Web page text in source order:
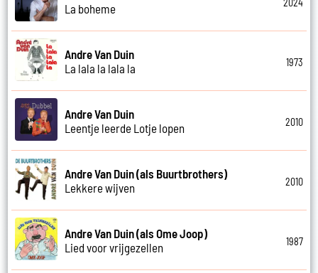
La boheme
Andre Van Duin
La lala la lala la
1973
Andre Van Duin
Leentje leerde Lotje lopen
2010
Andre Van Duin (als Buurtbrothers)
Lekkere wijven
2010
Andre Van Duin (als Ome Joop)
Lied voor vrijgezellen
1987